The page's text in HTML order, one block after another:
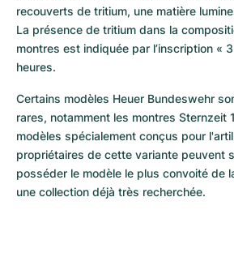
recouverts de tritium, une matière
La présence de tritium dans la
montres est indiquée par l’inscription «
heures.
Certains modèles Heuer Bundeswehr
rares, notamment les montres Sternzeit
modèles spécialement conçus pour
propriétaires de cette variante peuvent
posséder le modèle le plus convoité de
une collection déjà très recherchée.